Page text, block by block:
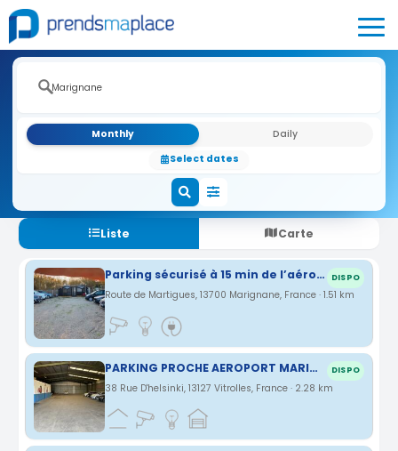
Monthly
Daily
Select dates
Liste Carte
Parking sécurisé à 15 min de l’aéroport DISPO
Route de Martigues, 13700 Marignane, France · 1.51 km
PARKING PROCHE AEROPORT MARIGNANE ET GARE TGV AIX EN PROVENCE DISPO
38 Rue D'helsinki, 13127 Vitrolles, France · 2.28 km